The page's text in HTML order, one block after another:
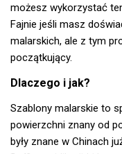
możesz wykorzystać
Fajnie jeśli masz
malarskich, ale z tym
początkujący.
Dlaczego i jak?
Szablony malarskie to
powierzchni znany od
były znane w Chinach